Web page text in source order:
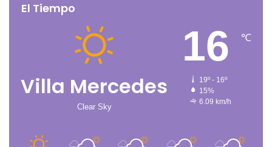
El Tiempo
Villa Mercedes
Clear Sky
16 ℃
19º - 16º
15%
6.09 km/h